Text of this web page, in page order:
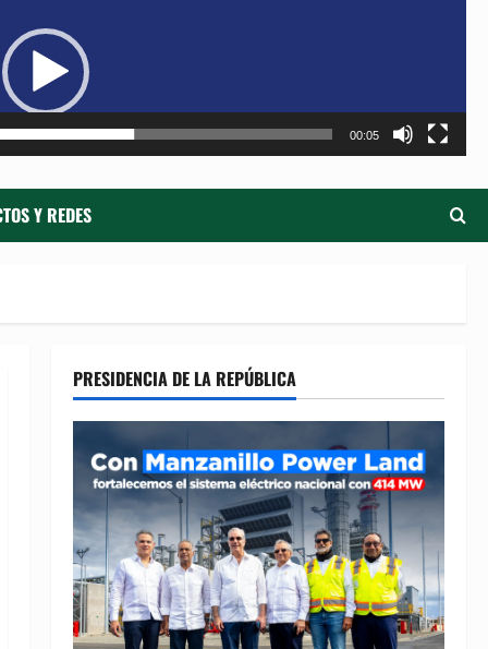
00:05
Y REDES
PRESIDENCIA DE LA REPÚBLICA